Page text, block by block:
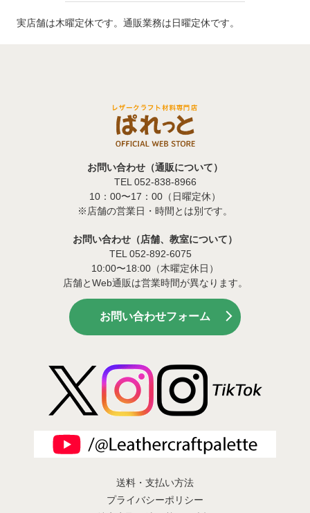
実店舗は木曜定休です。通販業務は日曜定休です。
お問い合わせ（通販について）
TEL 052-838-8966
10：00〜17：00（日曜定休）
※店舗の営業日・時間とは別です。
お問い合わせ（店舗、教室について）
TEL 052-892-6075
10:00〜18:00（木曜定休日）
店舗とWeb通販は営業時間が異なります。
お問い合わせフォーム
送料・支払い方法
プライバシーポリシー